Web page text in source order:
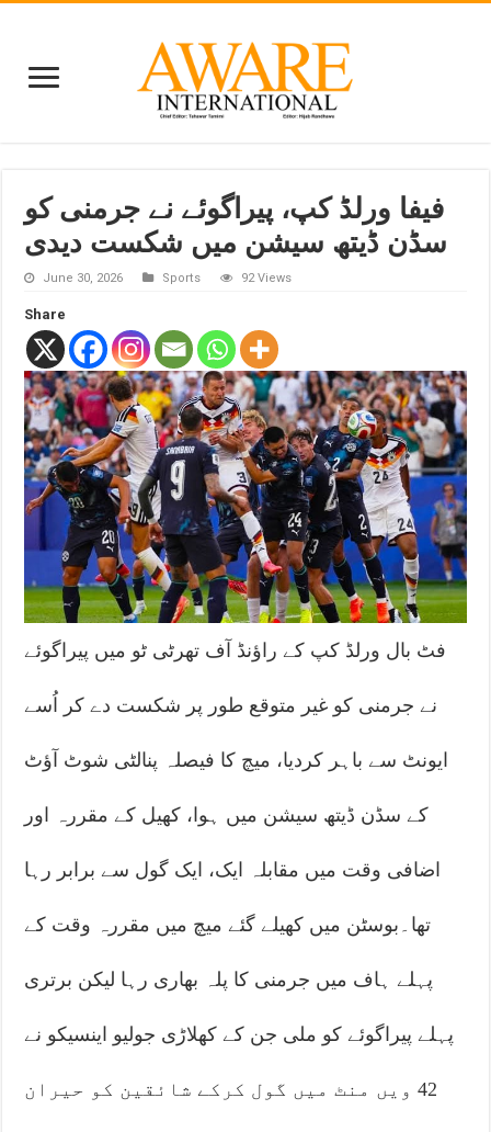
فیفا ورلڈ کپ، پیراگوئے نے جرمنی کو
سڈن ڈیتھ سیشن میں شکست دیدی
June 30, 2026 Sports 92 Views
Share
فٹ بال ورلڈ کپ کے راؤنڈ آف تھرٹی ٹو میں پیراگوئے
نے جرمنی کو غیر متوقع طور پر شکست دے کر اُسے
ایونٹ سے باہر کردیا، میچ کا فیصلہ پنالٹی شوٹ آؤٹ
کے سڈن ڈیتھ سیشن میں ہوا، کھیل کے مقررہ اور
اضافی وقت میں مقابلہ ایک، ایک گول سے برابر رہا
تھا۔بوسٹن میں کھیلے گئے میچ میں مقررہ وقت کے
پہلے ہاف میں جرمنی کا پلہ بھاری رہا لیکن برتری
پہلے پیراگوئے کو ملی جن کے کھلاڑی جولیو اینسیکو نے
42 ویں منٹ میں گول کرکے شائقین کو حیران